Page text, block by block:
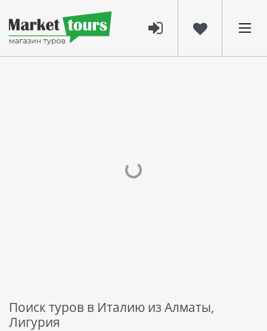
Поиск туров в Италию из Алматы,
Лигурия